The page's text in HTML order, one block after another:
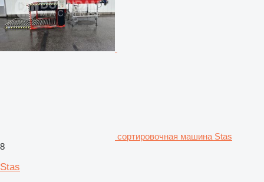
сортировочная машина Stas
8
Stas